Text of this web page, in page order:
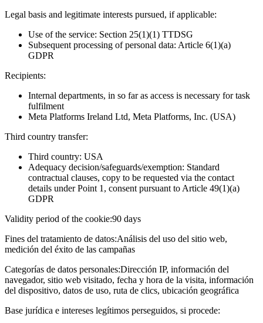
Legal basis and legitimate interests pursued, if applicable:
Use of the service: Section 25(1)(1) TTDSG
Subsequent processing of personal data: Article 6(1)(a)
GDPR
Recipients:
Internal departments, in so far as access is necessary for task
fulfilment
Meta Platforms Ireland Ltd, Meta Platforms, Inc. (USA)
Third country transfer:
Third country: USA
Adequacy decision/safeguards/exemption: Standard
contractual clauses, copy to be requested via the contact
details under Point 1, consent pursuant to Article 49(1)(a)
GDPR
Validity period of the cookie:90 days
Fines del tratamiento de datos:Análisis del uso del sitio web,
medición del éxito de las campañas
Categorías de datos personales:Dirección IP, información del
navegador, sitio web visitado, fecha y hora de la visita, información
del dispositivo, datos de uso, ruta de clics, ubicación geográfica
Base jurídica e intereses legítimos perseguidos, si procede: